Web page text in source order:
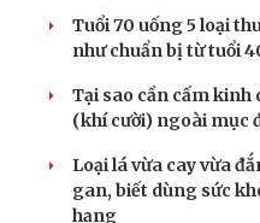
Tuổi 70 uống 5 loại
như chuẩn bị từ tuổi
Tại sao cần cấm kinh
(khí cười) ngoài mục
Loại lá vừa cay vừa
gan, biết dùng sức
hạng